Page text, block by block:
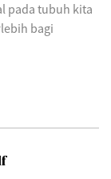
pada tubuh kita
bagi